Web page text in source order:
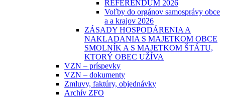
REFERENDUM 2026
Voľby do orgánov samosprávy obce
a a krajov 2026
ZÁSADY HOSPODÁRENIA A
NAKLADANIA S MAJETKOM OBCE
SMOLNÍK A S MAJETKOM ŠTÁTU,
KTORÝ OBEC UŽÍVA
VZN – príspevky
VZN – dokumenty
Zmluvy, faktúry, objednávky
Archív ZFO